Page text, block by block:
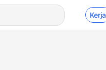
Kerja